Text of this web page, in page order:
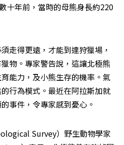
十年前，當時的母熊身長約220
走得更遠，才能到達狩獵場，
物。專家警告說，這讓北極熊
能力，及小熊生存的機率。氣
行為模式。最近在阿拉斯加就
事件，令專家感到憂心。
Survey）野生動物學家